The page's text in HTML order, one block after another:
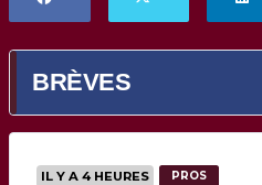
BRÈVES
IL Y A 4 HEURES PROS